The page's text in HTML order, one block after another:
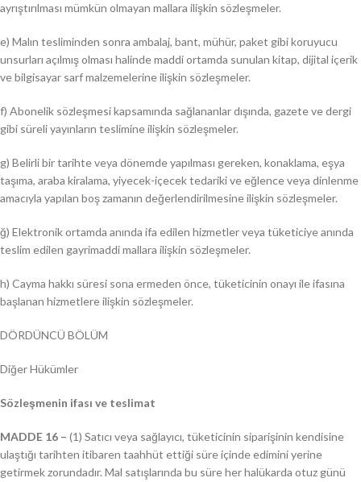
ayrıştırılması mümkün olmayan mallara ilişkin sözleşmeler.
e) Malın tesliminden sonra ambalaj, bant, mühür, paket gibi koruyucu
unsurları açılmış olması halinde maddi ortamda sunulan kitap, dijital içerik
ve bilgisayar sarf malzemelerine ilişkin sözleşmeler.
f) Abonelik sözleşmesi kapsamında sağlananlar dışında, gazete ve dergi
gibi süreli yayınların teslimine ilişkin sözleşmeler.
g) Belirli bir tarihte veya dönemde yapılması gereken, konaklama, eşya
taşıma, araba kiralama, yiyecek-içecek tedariki ve eğlence veya dinlenme
amacıyla yapılan boş zamanın değerlendirilmesine ilişkin sözleşmeler.
ğ) Elektronik ortamda anında ifa edilen hizmetler veya tüketiciye anında
teslim edilen gayrimaddi mallara ilişkin sözleşmeler.
h) Cayma hakkı süresi sona ermeden önce, tüketicinin onayı ile ifasına
başlanan hizmetlere ilişkin sözleşmeler.
DÖRDÜNCÜ BÖLÜM
Diğer Hükümler
Sözleşmenin ifası ve teslimat
MADDE 16 – (1) Satıcı veya sağlayıcı, tüketicinin siparişinin kendisine
ulaştığı tarihten itibaren taahhüt ettiği süre içinde edimini yerine
getirmek zorundadır. Mal satışlarında bu süre her halükarda otuz günü